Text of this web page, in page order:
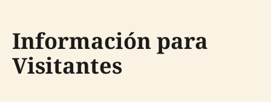
Información para
Visitantes